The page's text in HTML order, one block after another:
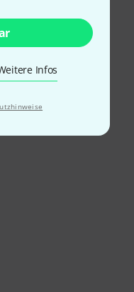
Infos
Nachnahme,
Sofort bezahlen,